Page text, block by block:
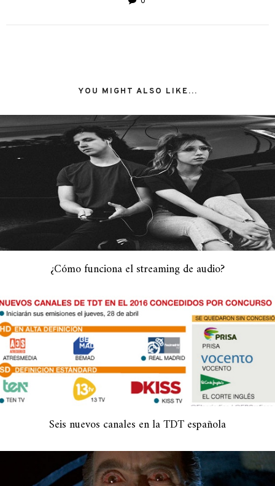
YOU MIGHT ALSO LIKE...
¿Cómo funciona el streaming de audio?
Seis nuevos canales en la TDT española